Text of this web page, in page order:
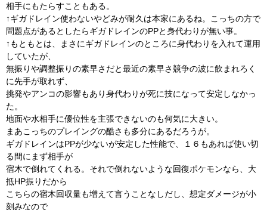
相手にもたらすこともある。
↑ギガドレイン使わないやどみが耐久は本家にあるね。こっちの方で
問題点があるとしたらギガドレインのPPと身代わりが無い事。
↑もともとは、まさにギガドレインのところに身代わりを入れて運用
していたが、
無振りや調整振りの素早さだと最近の素早さ競争の波に飲まれろく
に先手が取れず、
挑発やアンコの影響もあり身代わりが死に技になって安定しなかっ
た。
地面や水相手に優位性を主張できないのも何気に大きい。
まあこっちのプレイングの酷さも多分にあるだろうが。
ギガドレインはPPが少ないが安定した性能で、１６もあれば使い切
る間にまず相手が
宿木で倒れてくれる。それで倒れないような回復ポケモンなら、大
抵HP振りだから
こちらの宿木回収量も増えて言うことなしだし、想定ダメージが小
刻みなので